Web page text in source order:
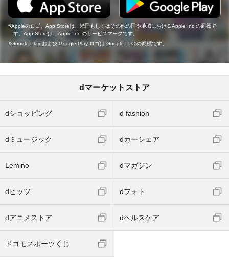
Appleのロゴ、App Storeは、米国もしくはその他の国や地域におけるApple Inc.の商標で
す。App Storeは、Apple Inc.のサービスマークです。
Google Play および Google Play ロゴは Google LLC の商標です。
dマーケットストア
dショッピング d fashion
dミュージック dカーシェア
Lemino dマガジン
dヒッツ dフォト
dアニメストア dヘルスケア
ドコモスポーツくじ